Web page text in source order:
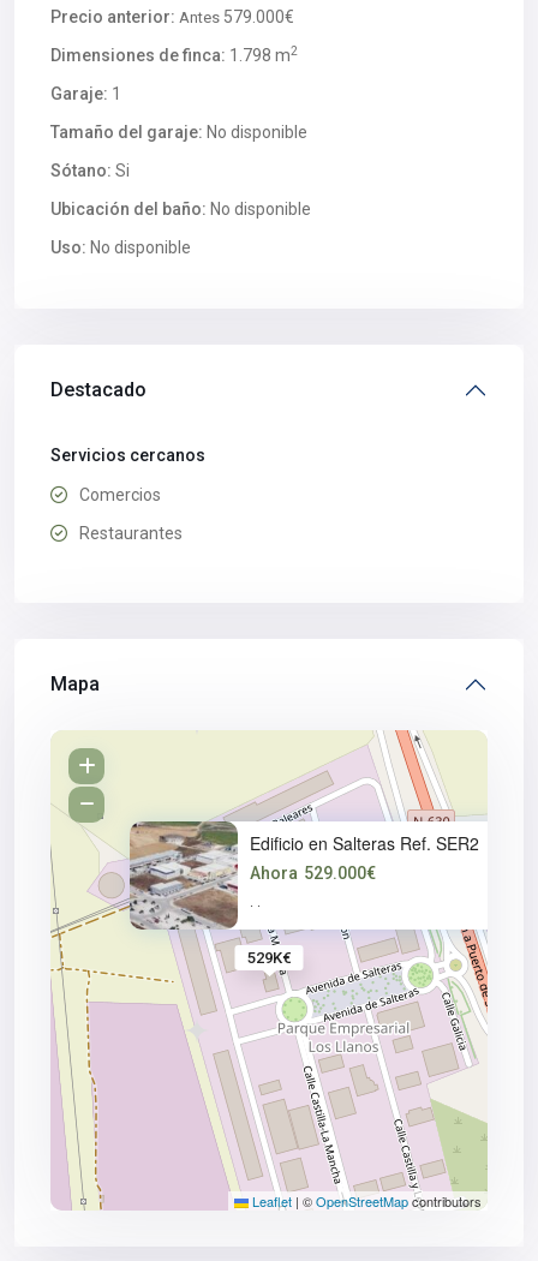
Precio anterior: Antes 579.000€
Dimensiones de finca: 1.798 m2
Garaje: 1
Tamaño del garaje: No disponible
Sótano: Si
Ubicación del baño: No disponible
Uso: No disponible
Destacado
Servicios cercanos
Comercios
Restaurantes
Mapa
529K€
Edificio en Salteras Ref. SER2
Ahora 529.000€
· ·
Leaflet | ©OpenStreetMapcontributors